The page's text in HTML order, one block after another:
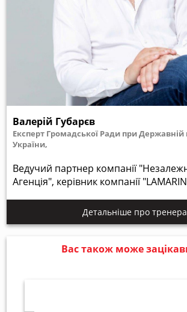
Валерій Губарєв
Експерт Громадської Ради при Державній
України,
Ведучий партнер компанії
Агенція", керівник компанії
Детальніше про тренера
Вас також може